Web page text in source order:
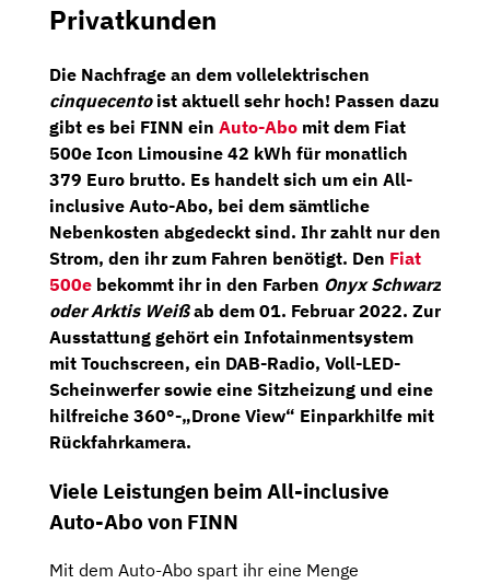
Privatkunden
Die Nachfrage an dem vollelektrischen
cinquecentoist aktuell sehr hoch! Passen dazu
gibt es bei FINN ein Auto-Abo mit dem Fiat
500e Icon Limousine 42 kWh fürmonatlich
379 Euro brutto. Es handelt sich um ein All-
inclusive Auto-Abo, bei dem sämtliche
Nebenkosten abgedeckt sind. Ihr zahlt nur den
Strom, den ihr zum Fahren benötigt. Den Fiat
500e bekommt ihr in den Farben Onyx Schwarz
oder Arktis Weißab dem 01. Februar 2022. Zur
Ausstattung gehört ein Infotainmentsystem
mit Touchscreen, ein DAB-Radio, Voll-LED-
Scheinwerfersowie eine Sitzheizung und eine
hilfreiche 360°-„Drone View“ Einparkhilfe mit
Rückfahrkamera.
Viele Leistungen beim All-inclusive
Auto-Abo von FINN
Mit dem Auto-Abo spart ihr eine Menge